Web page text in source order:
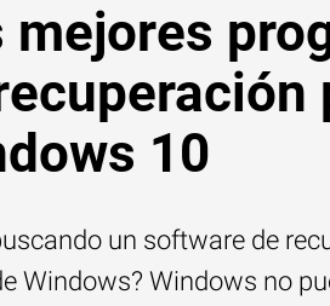
mejores
10
un software de
Windows? Windows no